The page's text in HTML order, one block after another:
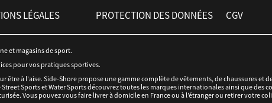
LÉGALES PROTECTION DES DONNÉES CGV
et magasins de sport.
pour vos pratiques sportives.
être à l'aise. Side-Shore propose une gamme complète de vêtements, de chaussures
Sports et Water Sports découvrez toutes les marques internationales ainsi que des
Vous pouvez vous faire livrer à domicile en France ou à l’étranger ou retirer votre